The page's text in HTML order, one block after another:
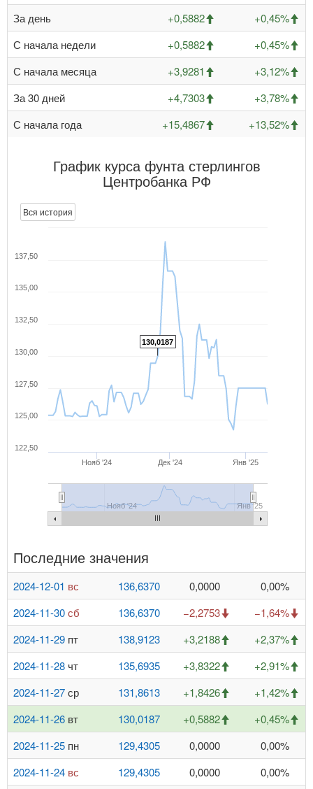
За день +0,5882
+0,45%
С начала недели
+0,5882
+0,45%
С начала месяца
+3,9281
+3,12%
За 30 дней
+4,7303
+3,78%
С начала года
+15,4867 +13,52%
График курса фунта стерлингов
Центробанка РФ
Вся история
130,0187
Нояб '24 Дек '24 Янв '25
Нояб '24 Янв '25
122,50
125,00
127,50
130,00
132,50
135,00
137,50
Последние значения
2024-12-01 вс 136,6370 0,0000
0,00%
2024-11-30сб 136,6370 −2,2753
−1,64%
2024-11-29 пт 138,9123 +3,2188
+2,37%
2024-11-28 чт 135,6935 +3,8322
+2,91%
2024-11-27ср 131,8613 +1,8426
+1,42%
2024-11-26 вт 130,0187 +0,5882
+0,45%
2024-11-25 пн 129,4305 0,0000
0,00%
2024-11-24 вс 129,4305 0,0000
0,00%